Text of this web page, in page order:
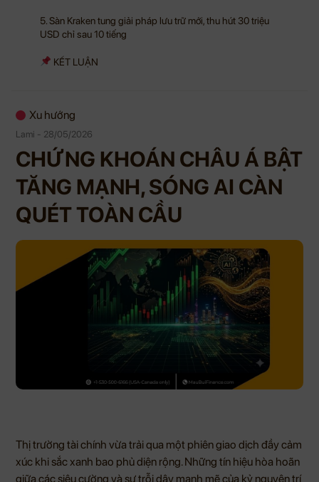
5. Sàn Kraken tung giải pháp lưu trữ mới, thu hút 30 triệu
USD chỉ sau 10 tiếng
KẾT LUẬN
Xu hướng
Lami - 28/05/2026
CHỨNG KHOÁN CHÂU Á BẬT
TĂNG MẠNH, SÓNG AI CÀN
QUÉT TOÀN CẦU
Thị trường tài chính vừa trải qua một phiên giao dịch đầy cảm
xúc khi sắc xanh bao phủ diện rộng. Những tín hiệu hòa hoãn
giữa các siêu cường và sự trỗi dậy mạnh mẽ của kỷ nguyên trí